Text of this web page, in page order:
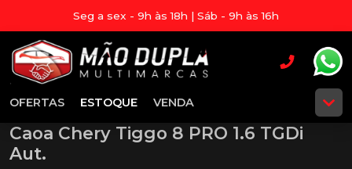
Seg a sex - 9h às 18h | Sáb - 9h às 16h
OFERTAS ESTOQUE VENDA
Caoa Chery Tiggo 8 PRO 1.6 TGDi
Aut.